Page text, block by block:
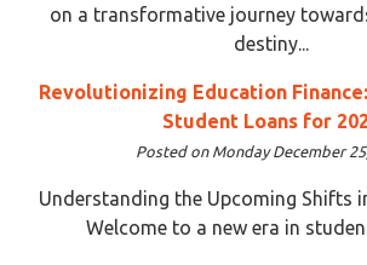
on a transformative journey
destiny...
Revolutionizing Education
Student Loans for
Posted on Monday December
Understanding the Upcoming Shifts
Welcome to a new era in